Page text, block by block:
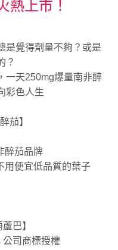
熱上市！
是覺得劑量不夠？或是
？
一天250mg爆量南非醉
彩色人生
茄】
醉茄品牌
用便宜低品質的葉子
巴】
公司商標授權